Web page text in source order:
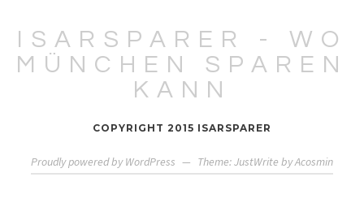
ISARSPARER - WO
MÜNCHEN SPAREN
KANN
COPYRIGHT 2015 ISARSPARER
Proudly powered by WordPress — Theme: JustWrite byAcosmin